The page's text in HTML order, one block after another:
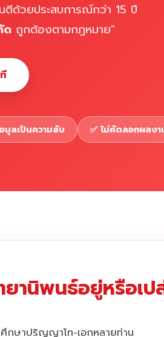
ตีด้วยประสบการณ์กว่า 15 ปี
ดถูกต้องตามกฎหมาย"
มูลเป็นความลับ ✅ ไม่คัดลอกผลงา
านิพนธ์อยู่หรือเป
ศึกษาปริญญาโท-เอกหลายท่าน